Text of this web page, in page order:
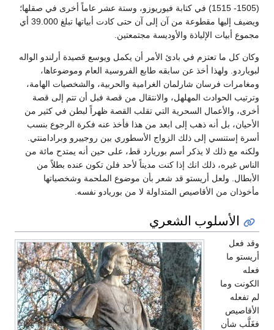
(1505- 1515) في كتابة فيوريوزو، وستة عشر عاماً أخرى في صقلها؛
ويضيف إليها مقطوعة من آن إلى آن حتى كادت أبياتها تبلغ 39.000 أي
مجموع أبيات الإلياذة والأوديسة مجتمعتين.
وكان كل ما تعتزم في بادئ الأمر أن يكمل ويوسع قصيدة أرلندو الواله
لبوياردو. ولهذا أخذ عن سابقه طابع الفروسية العام وموضوعاها،
ومغامرات فرسان شارلمان الغرامية والحربية، والشخصيات الهامة،
وترتيب الحوادث المهلهل، والانتقال من قصة فبل أن تتم إلى قصة
أخرى، والأعمال السحرية التي تقلب القصة ظهراً لبطن في كثير من
الأحيان، بل أنه ذهب إلى ابعد من هذا فأخذ عنه فكرة الرجوع بنسب
أسرة إستنسي إلى ذلك الزواج الأسطوري بين روجييرو وبرادامنتي.
ولكنه مع ذلك لا يذكر أسم بوريارد قط، على حين أنه يمتدح مائة من
الناس غيره، ذلك انك إذا كنت مديناً لأحد فلن تكون عنده بطلاً من
الأبطال. ولعل أريستو قد شعر بأن موضوع الملحمة وشخصياتها
مأخوذان من الأقاصيص المتداولة لا من بوريادو نفسه.
الأسلوب الشعري
وقد فعل
أريستو ما
فعله
الكونت وما
لم تفعله
الأقاصيص
فغَلَّب شأن